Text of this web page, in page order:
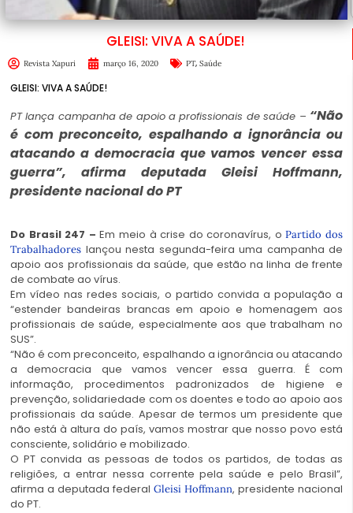
GLEISI: VIVA A SAÚDE!
Revista Xapuri março 16, 2020 PT, Saúde
GLEISI: VIVA A SAÚDE!
PT lança campanha de apoio a profissionais de saúde – “Não
é com preconceito, espalhando a ignorância ou
atacando a democracia que vamos vencer essa
guerra”, afirma deputada Gleisi Hoffmann,
presidente nacional do PT
Do Brasil 247 –Em meio à crise do coronavírus, oPartido dos
Trabalhadores lançou nesta segunda-feira uma campanha de
apoio aos profissionais da saúde, que estão na linha de frente
de combate ao vírus.
Em vídeo nas redes sociais, o partido convida a população a
“estender bandeiras brancas em apoio e homenagem aos
profissionais de saúde, especialmente aos que trabalham no
SUS”.
“Não é com preconceito, espalhando a ignorância ou atacando
a democracia que vamos vencer essa guerra. É com
informação, procedimentos padronizados de higiene e
prevenção, solidariedade com os doentes e todo ao apoio aos
profissionais da saúde. Apesar de termos um presidente que
não está à altura do país, vamos mostrar que nosso povo está
consciente, solidário e mobilizado.
O PT convida as pessoas de todos os partidos, de todas as
religiões, a entrar nessa corrente pela saúde e pelo Brasil”,
afirma a deputada federal Gleisi Hoffmann, presidente nacional
do PT.